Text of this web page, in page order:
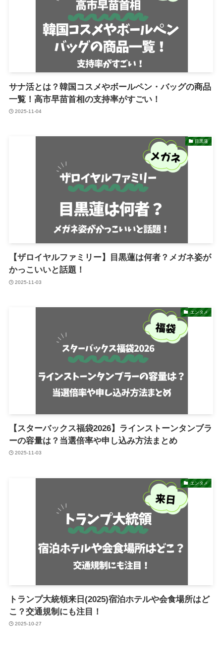
サナ活とは？韓国コスメやボールペン・バッグの商品
一覧！高市早苗首相の支持率がすごい！
2025-11-04
目黒蓮
【ザロイヤルファミリー】目黒蓮は何者？メガネ姿が
かっこいいと話題！
2025-11-03
エンタメ
【スターバックス福袋2026】ラインストーンタンブラ
ーの容量は？当選倍率や申し込み方法まとめ
2025-11-03
エンタメ
トランプ大統領来日(2025)宿泊ホテルや会食場所はど
こ？交通規制にも注目！
2025-10-27